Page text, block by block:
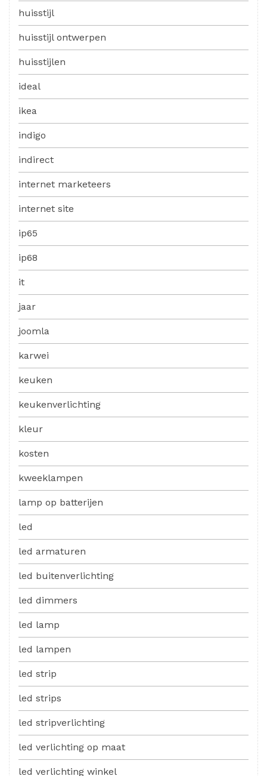
huisstijl
huisstijl ontwerpen
huisstijlen
ideal
ikea
indigo
indirect
internet marketeers
internet site
ip65
ip68
it
jaar
joomla
karwei
keuken
keukenverlichting
kleur
kosten
kweeklampen
lamp op batterijen
led
led armaturen
led buitenverlichting
led dimmers
led lamp
led lampen
led strip
led strips
led stripverlichting
led verlichting op maat
led verlichting winkel